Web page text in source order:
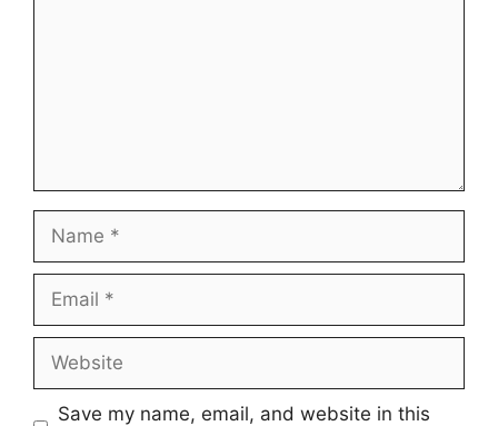
Save my name, email, and website in this